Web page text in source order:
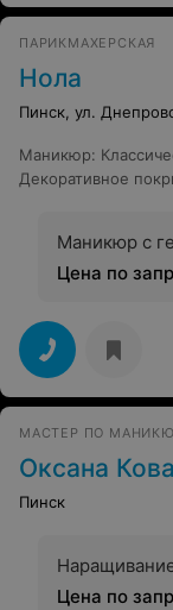
ПАРИКМАХЕРСКАЯ
Нола
Пинск, ул.
Маникюр:
Декоративное
Маникюр с
Цена по
МАСТЕР ПО
Оксана
Пинск
Цена по